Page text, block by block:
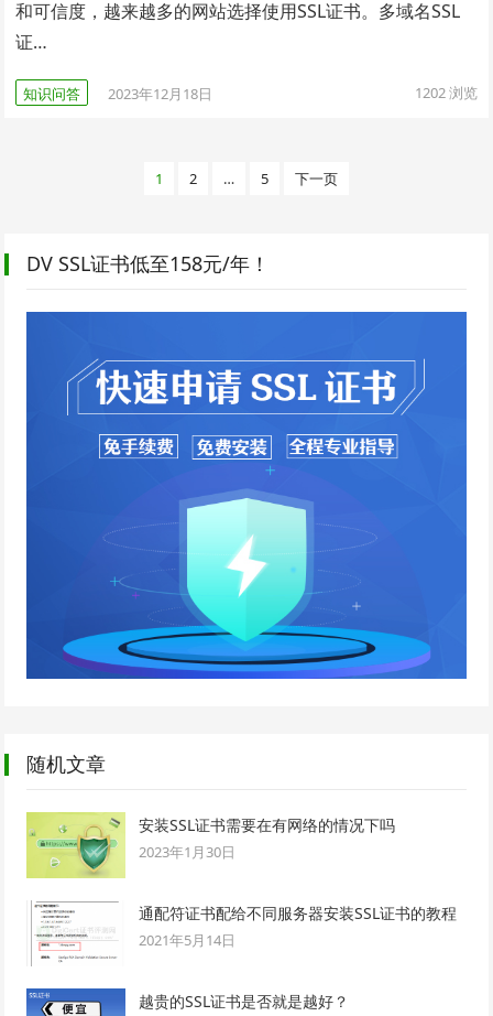
和可信度，越来越多的网站选择使用SSL证书。多域名SSL
证…
知识问答 2023年12月18日 1202浏览
页
1 2 … 5 下一页
DV SSL证书低至158元/年！
随机文章
安装SSL证书需要在有网络的情况下吗
2023年1月30日
通配符证书配给不同服务器安装SSL证书的教程
2021年5月14日
越贵的SSL证书是否就是越好？